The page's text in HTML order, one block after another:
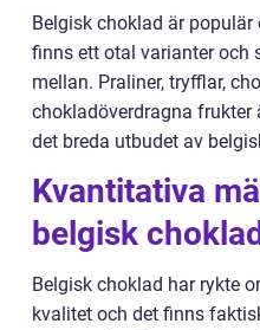
Belgisk choklad är
finns ett otal varianter och
mellan. Praliner, tryfflar,
chokladöverdragna frukter
det breda utbudet av
Kvantitativa
belgisk
Belgisk choklad har rykte
kvalitet och det finns